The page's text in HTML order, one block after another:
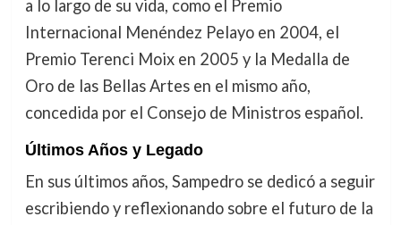
a lo largo de su vida, como el Premio
Internacional Menéndez Pelayo en 2004, el
Premio Terenci Moix en 2005 y la Medalla de
Oro de las Bellas Artes en el mismo año,
concedida por el Consejo de Ministros español.
Últimos Años y Legado
En sus últimos años, Sampedro se dedicó a seguir
escribiendo y reflexionando sobre el futuro de la